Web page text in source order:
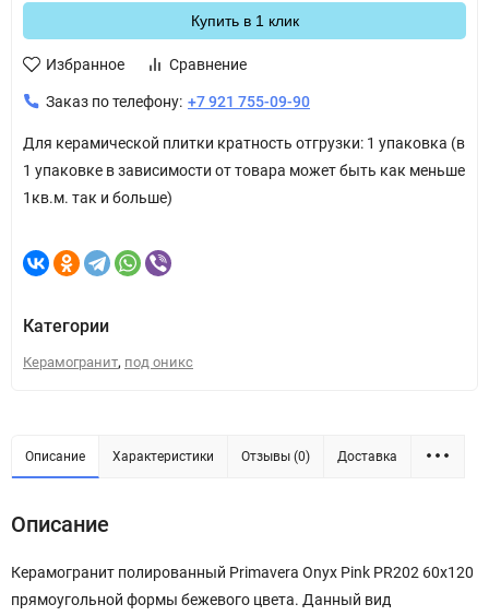
Купить в 1 клик
Избранное Сравнение
Заказ по телефону: +7 921 755-09-90
Для керамической плитки кратность отгрузки: 1 упаковка (в
1 упаковке в зависимости от товара может быть как меньше
1кв.м. так и больше)
Категории
Керамогранит, под оникс
Описание Характеристики Отзывы (0) Доставка
Описание
Керамогранит полированный Primavera Onyx Pink PR202 60x120
прямоугольной формы бежевого цвета. Данный вид